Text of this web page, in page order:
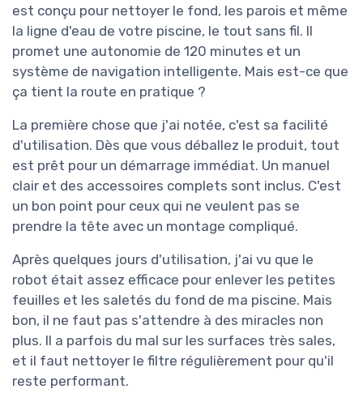
est conçu pour nettoyer le fond, les parois et même
la ligne d'eau de votre piscine, le tout sans fil. Il
promet une autonomie de 120 minutes et un
système de navigation intelligente. Mais est-ce que
ça tient la route en pratique ?
La première chose que j'ai notée, c'est sa facilité
d'utilisation. Dès que vous déballez le produit, tout
est prêt pour un démarrage immédiat. Un manuel
clair et des accessoires complets sont inclus. C'est
un bon point pour ceux qui ne veulent pas se
prendre la tête avec un montage compliqué.
Après quelques jours d'utilisation, j'ai vu que le
robot était assez efficace pour enlever les petites
feuilles et les saletés du fond de ma piscine. Mais
bon, il ne faut pas s'attendre à des miracles non
plus. Il a parfois du mal sur les surfaces très sales,
et il faut nettoyer le filtre régulièrement pour qu'il
reste performant.